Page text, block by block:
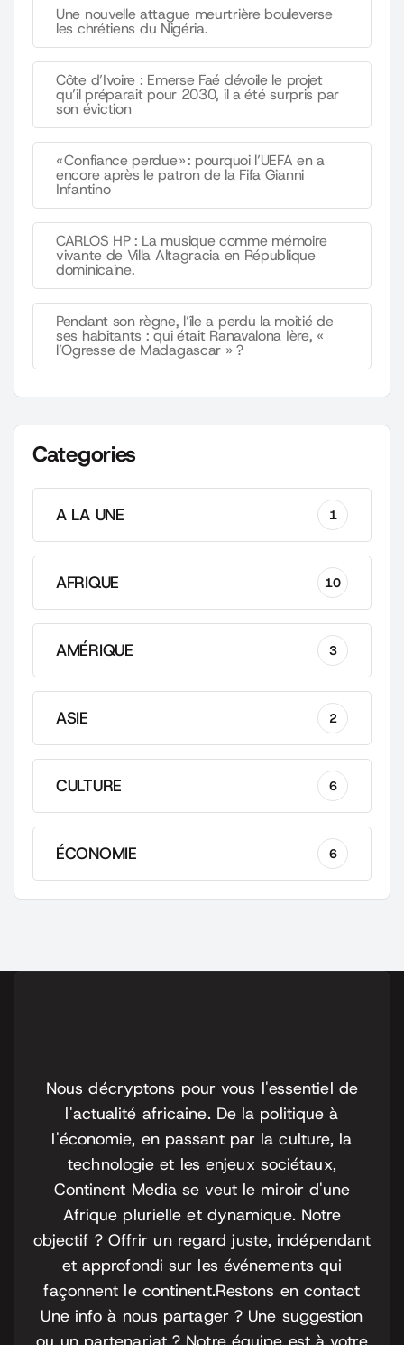
Une nouvelle attague meurtrière bouleverse
les chrétiens du Nigéria.
Côte d’Ivoire : Emerse Faé dévoile le projet
qu’il préparait pour 2030, il a été surpris par
son éviction
« Confiance perdue » : pourquoi l’UEFA en a
encore après le patron de la Fifa Gianni
Infantino
CARLOS HP : La musique comme mémoire
vivante de Villa Altagracia en République
dominicaine.
Pendant son règne, l’île a perdu la moitié de
ses habitants : qui était Ranavalona Ière, «
l’Ogresse de Madagascar » ?
Categories
A LA UNE 1
AFRIQUE 10
AMÉRIQUE 3
ASIE 2
CULTURE 6
ÉCONOMIE 6
Nous décryptons pour vous l'essentiel de
l'actualité africaine. De la politique à
l'économie, en passant par la culture, la
technologie et les enjeux sociétaux,
Continent Media se veut le miroir d'une
Afrique plurielle et dynamique. Notre
objectif ? Offrir un regard juste, indépendant
et approfondi sur les événements qui
façonnent le continent.Restons en contact
Une info à nous partager ? Une suggestion